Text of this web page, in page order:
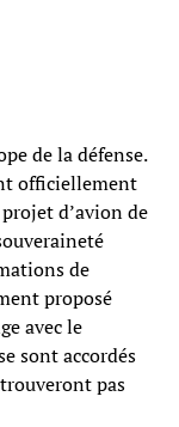
de la défense.
officiellement
d’avion de
de
proposé
avec le
sont accordés
pas